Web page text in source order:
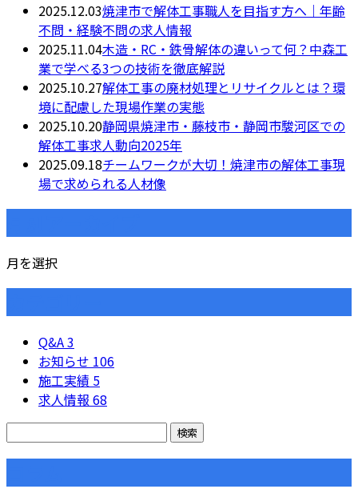
2025.12.03焼津市で解体工事職人を目指す方へ｜年齢
不問・経験不問の求人情報
2025.11.04木造・RC・鉄骨解体の違いって何？中森工
業で学べる3つの技術を徹底解説
2025.10.27解体工事の廃材処理とリサイクルとは？環
境に配慮した現場作業の実態
2025.10.20静岡県焼津市・藤枝市・静岡市駿河区での
解体工事求人動向2025年
2025.09.18チームワークが大切！焼津市の解体工事現
場で求められる人材像
月を選択
Q&A3
お知らせ 106
施工実績 5
求人情報 68